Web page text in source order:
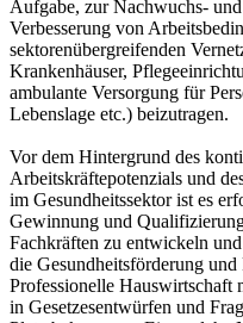
Aufgabe, zur Nachwuchs-
Verbesserung von
sektorenübergreifenden
Krankenhäuser,
ambulante Versorgung für
Lebenslage etc.) beizutragen.
Vor dem Hintergrund des
Arbeitskräftepotenzials und
im Gesundheitssektor ist es
Gewinnung und
Fachkräften zu entwickeln
die Gesundheitsförderung
Professionelle Hauswirtschaft
in Gesetzesentwürfen und